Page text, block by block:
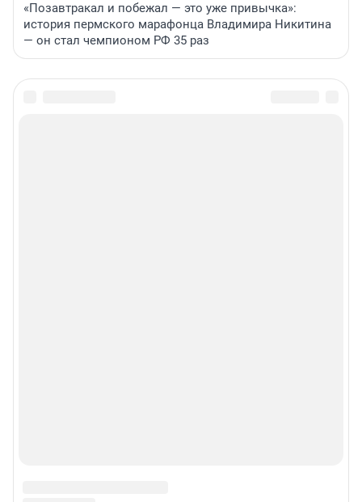
«Позавтракал и побежал — это уже привычка»:
история пермского марафонца Владимира Никитина
— он стал чемпионом РФ 35 раз